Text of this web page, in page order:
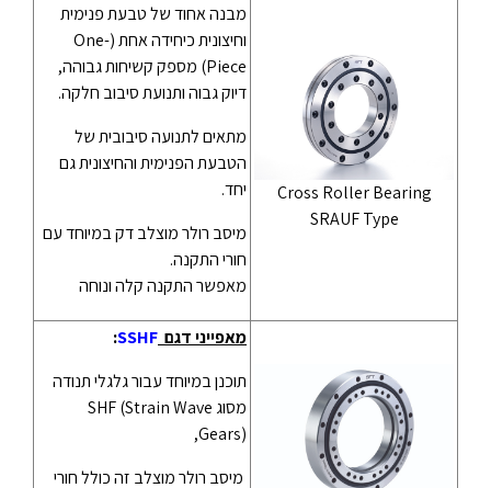
Cross Roller Bearing
SRAUF Type
מבנה אחוד של טבעת פנימית
וחיצונית כיחידה אחת (One-
Piece) מספק קשיחות גבוהה,
דיוק גבוה ותנועת סיבוב חלקה.
מתאים לתנועה סיבובית של
הטבעת הפנימית והחיצונית גם
יחד.
מיסב רולר מוצלב דק במיוחד עם
חורי התקנה.
מאפשר התקנה קלה ונוחה
מאפייני דגם SSHF
:
תוכנן במיוחד עבור גלגלי תנודה
מסוג SHF (Strain Wave
Gears),
מיסב רולר מוצלב זה כולל חורי